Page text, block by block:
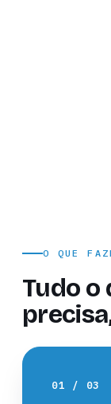
O QUE
Tudo o
01 / 03